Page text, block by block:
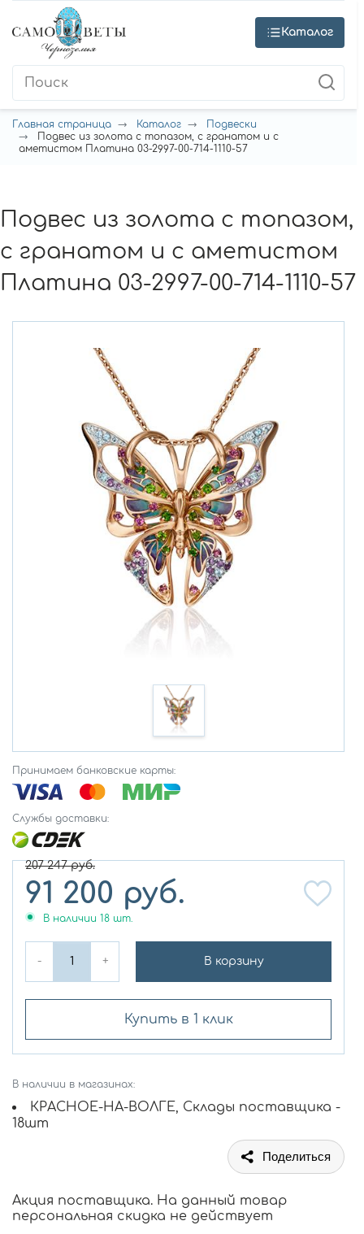
Каталог
Главная страница Каталог
Подвески
Подвес из золота с топазом, с гранатом и с
аметистом Платина 03-2997-00-714-1110-57
Подвес из золота с топазом,
с гранатом и с аметистом
Платина 03-2997-00-714-1110-57
Принимаем банковские карты:
Службы доставки:
207 247руб.
91 200 руб.
В наличии 18 шт.
- + В корзину
Купить в 1 клик
В наличии в магазинах:
КРАСНОЕ-НА-ВОЛГЕ, Склады поставщика -
18шт
Поделиться
Акция поставщика. На данный товар
персональная скидка не действует